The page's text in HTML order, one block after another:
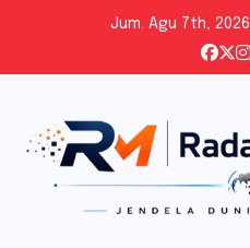
content
Jum. Agu 7th, 2026